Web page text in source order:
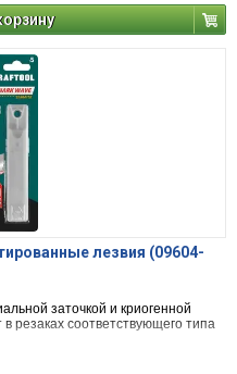
лезвия (09604-
заточкой и криогенной
резаках соответствующего типа